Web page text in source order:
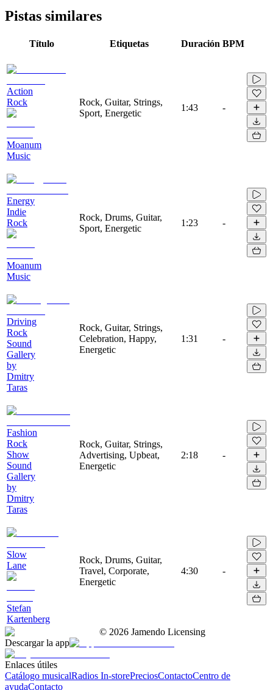
Pistas similares
Título Etiquetas Duración BPM
Action
Rock
Moanum
Music
Rock, Guitar, Strings,
Sport, Energetic
1:43 -
Energy
Indie
Rock
Moanum
Music
Rock, Drums, Guitar,
Sport, Energetic
1:23 -
Driving
Rock
Sound
Gallery
by
Dmitry
Taras
Rock, Guitar, Strings,
Celebration, Happy,
Energetic
1:31 -
Fashion
Rock
Show
Sound
Gallery
by
Dmitry
Taras
Rock, Guitar, Strings,
Advertising, Upbeat,
Energetic
2:18 -
Slow
Lane
Stefan
Kartenberg
Rock, Drums, Guitar,
Travel, Corporate,
Energetic
4:30 -
© 2026 Jamendo Licensing
Descargar la app
Enlaces útiles
Catálogo musicalRadios In-storePreciosContactoCentro de
ayudaContacto